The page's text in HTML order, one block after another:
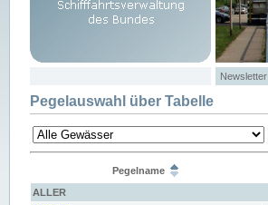
Newsletter
Pegelauswahl über Tabelle
Pegelname
ALLER